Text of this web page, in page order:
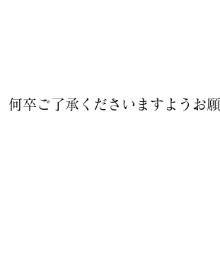
卒ご了承くださいますようお